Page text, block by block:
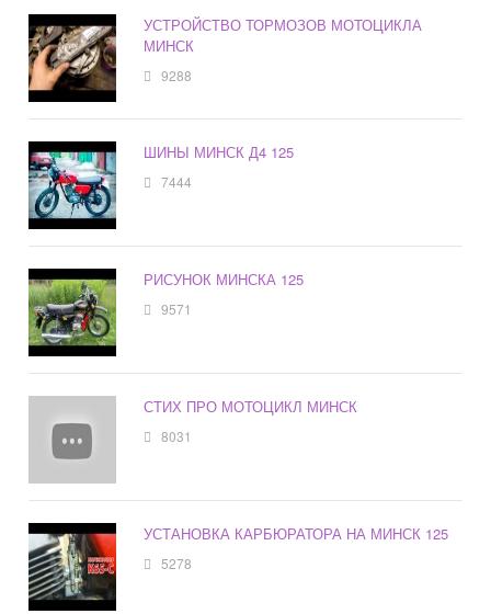
УСТРОЙСТВО ТОРМОЗОВ МОТОЦИКЛА
МИНСК
9288
ШИНЫ МИНСК Д4 125
7444
РИСУНОК МИНСКА 125
9571
СТИХ ПРО МОТОЦИКЛ МИНСК
8031
УСТАНОВКА КАРБЮРАТОРА НА МИНСК 125
5278